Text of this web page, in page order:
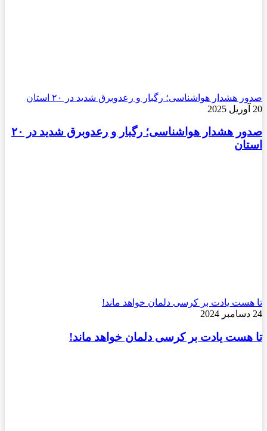
صدور هشدار هواشناسی؛ رگبار و رعدوبرق شدید در ۲۰ استان
20 آوریل 2025
صدور هشدار هواشناسی؛ رگبار و رعدوبرق شدید در ۲۰
استان
تا هست یادت بر کرسی دلمان خواهد ماند!
24 دسامبر 2024
تا هست یادت بر کرسی دلمان خواهد ماند!